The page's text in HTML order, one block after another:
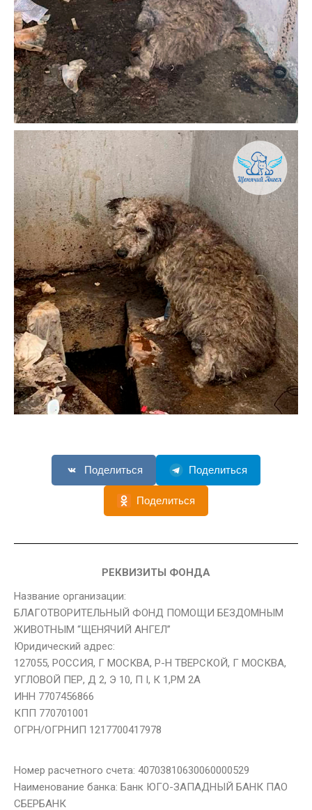
Поделиться Поделиться
Поделиться
РЕКВИЗИТЫ ФОНДА
Название организации:
БЛАГОТВОРИТЕЛЬНЫЙ ФОНД ПОМОЩИ БЕЗДОМНЫМ
ЖИВОТНЫМ “ЩЕНЯЧИЙ АНГЕЛ”
Юридический адрес:
127055, РОССИЯ, Г МОСКВА, Р-Н ТВЕРСКОЙ, Г МОСКВА,
УГЛОВОЙ ПЕР, Д 2, Э 10, П I, К 1,РМ 2А
ИНН 7707456866
КПП 770701001
ОГРН/ОГРНИП 1217700417978
Номер расчетного счета: 40703810630060000529
Наименование банка: Банк ЮГО-ЗАПАДНЫЙ БАНК ПАО
СБЕРБАНК